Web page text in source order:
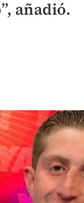
añadió.